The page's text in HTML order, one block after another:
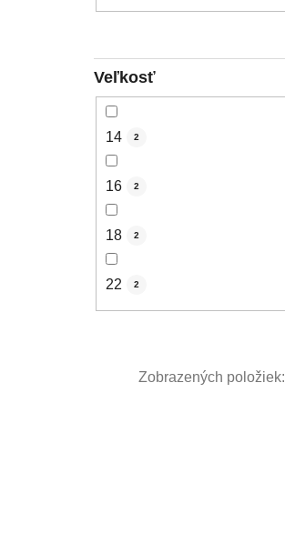
Veľkosť
14 2
16 2
18 2
22 2
Zobrazených položiek: